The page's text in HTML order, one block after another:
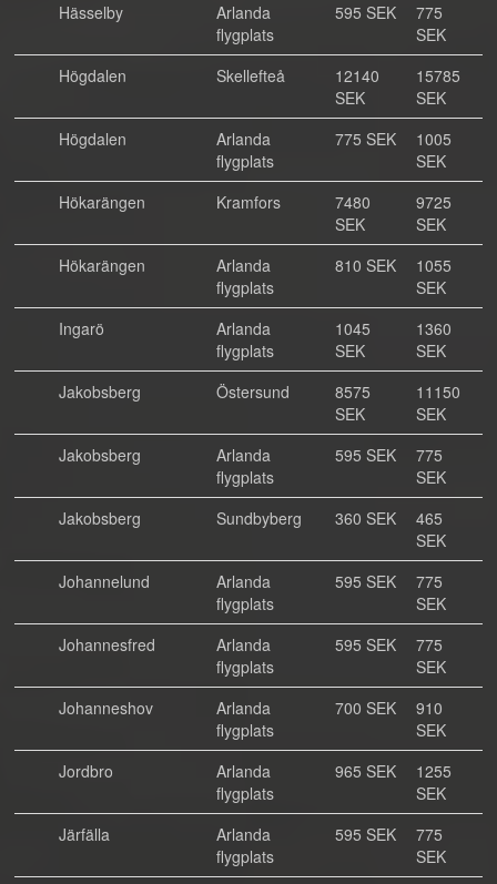
Hässelby
Arlanda
flygplats
595 SEK
775
SEK
Högdalen
Skellefteå
12140
SEK
15785
SEK
Högdalen
Arlanda
flygplats
775 SEK
1005
SEK
Hökarängen
Kramfors
7480
SEK
9725
SEK
Hökarängen
Arlanda
flygplats
810 SEK
1055
SEK
Ingarö
Arlanda
flygplats
1045
SEK
1360
SEK
Jakobsberg
Östersund
8575
SEK
11150
SEK
Jakobsberg
Arlanda
flygplats
595 SEK
775
SEK
Jakobsberg
Sundbyberg 360 SEK
465
SEK
Johannelund
Arlanda
flygplats
595 SEK
775
SEK
Johannesfred
Arlanda
flygplats
595 SEK
775
SEK
Johanneshov
Arlanda
flygplats
700 SEK
910
SEK
Jordbro
Arlanda
flygplats
965 SEK
1255
SEK
Järfälla
Arlanda
flygplats
595 SEK
775
SEK